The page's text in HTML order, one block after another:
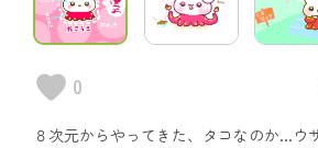
0
８次元からやってきた、タコなのか...ウ